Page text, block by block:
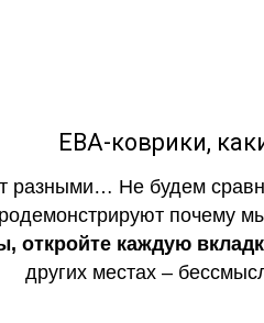
ЕВА-коврики,
разными… Не будем
почему
откройте каждую
других местах –